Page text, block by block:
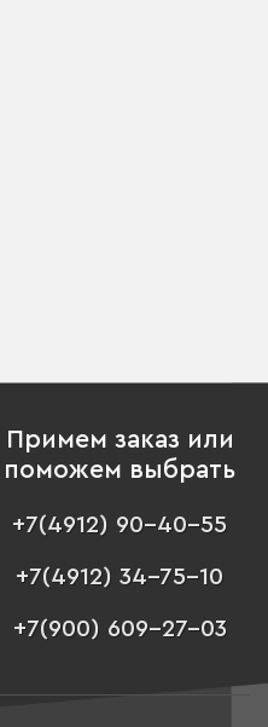
Примем заказ или
поможем выбрать
+7(4912) 90-40-55
+7(4912) 34-75-10
+7(900) 609-27-03